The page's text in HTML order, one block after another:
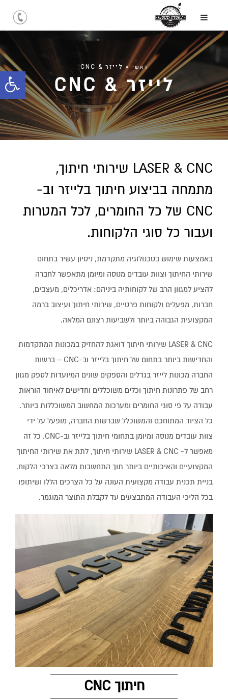
ראשי » לייזר & CNC
לייזר & CNC
LASER & CNC שירותי חיתוך,
מתמחה בביצוע חיתוך בלייזר וב-
CNC של כל החומרים, לכל המטרות
ועבור כל סוגי הלקוחות.
באמצעות שימוש בטכנולוגיה מתקדמת, ניסיון עשיר בתחום
שירותי החיתוך וצוות עובדים מנוסה ומיומן מתאפשר לחברה
להציע למגוון הרב של לקוחותיה ביניהם: אדריכלים, מעצבים,
חברות, מפעלים ולקוחות פרטיים, שירותי חיתוך ועיצוב ברמה
המקצועית הגבוהה ביותר ולשביעות רצונם המלאה.
LASER & CNC שירותי חיתוך דואגת להחזיק במכונות המתקדמות
והחדישות ביותר בתחום של חיתוך בלייזר וב-CNC – ברשות
החברה מכונות לייזר בגדלים והספקים שונים המיועדות לספק מגוון
רחב של פתרונות חיתוך וכלים משוכללים וחדישים לאיחוד הוראות
עבודה על פי סוגי החומרים ומערכות המחשוב המשוכללות ביותר.
כל הציוד המתוחכם והמשוכלל שברשות החברה, מופעל על ידי
צוות עובדים מנוסה ומיומן בתחומי חיתוך בלייזר וב-CNC. כל זה
מאפשר ל- LASER & CNC שירותי חיתוך, לתת את שירותי החיתוך
המקצועיים והאיכותיים ביותר תוך התחשבות מלאה בצרכי הלקוח,
בניית תכנית עבודה מקצועית העונה על כל הצרכים הללו ושיתופו
בכל הליכי העבודה המתבצעים עד לקבלת התוצר המוגמר.
חיתוך CNC